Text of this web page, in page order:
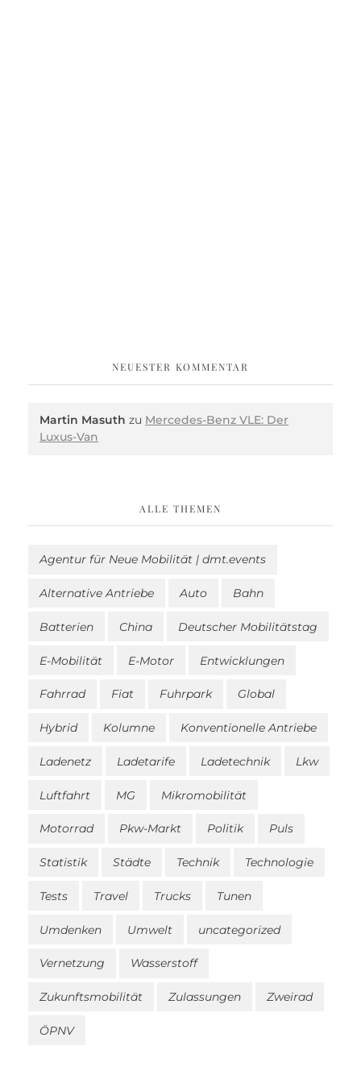
NEUESTER KOMMENTAR
Martin Masuth zu Mercedes-Benz VLE: Der
Luxus-Van
ALLE THEMEN
Agentur für Neue Mobilität | dmt.events
Alternative Antriebe Auto Bahn
Batterien China Deutscher Mobilitätstag
E-Mobilität E-Motor Entwicklungen
Fahrrad Fiat Fuhrpark Global
Hybrid Kolumne Konventionelle Antriebe
Ladenetz Ladetarife Ladetechnik Lkw
Luftfahrt MG Mikromobilität
Motorrad Pkw-Markt Politik Puls
Statistik Städte Technik Technologie
Tests Travel Trucks Tunen
Umdenken Umwelt uncategorized
Vernetzung Wasserstoff
Zukunftsmobilität Zulassungen Zweirad
ÖPNV